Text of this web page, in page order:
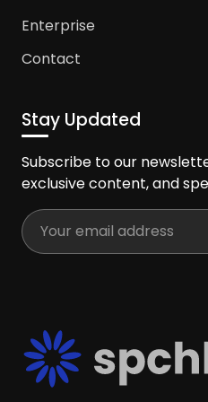
Enterprise
Contact
Stay Updated
Subscribe to our
exclusive content, and